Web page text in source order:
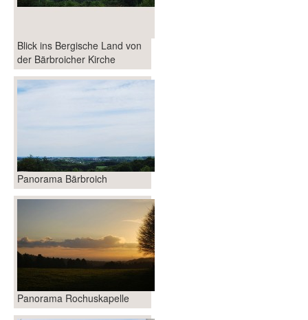
Blick ins Bergische Land von
der Bärbroicher Kirche
Panorama Bärbroich
Panorama Rochuskapelle